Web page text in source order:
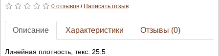
0 отзывов/ Написать отзыв
Описание Характеристики Отзывы (0)
Линейная плотность, текс: 25.5